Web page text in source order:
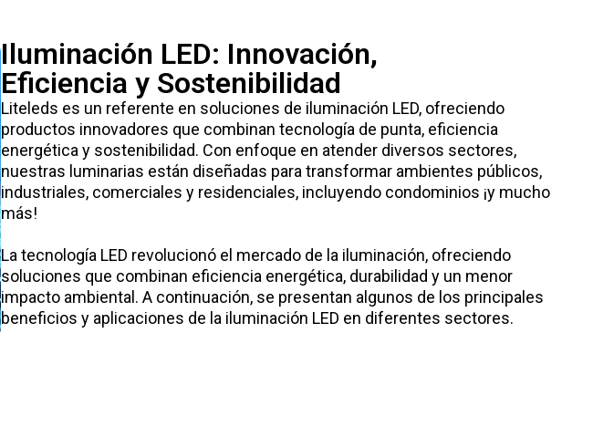
Iluminación LED: Innovación,
Eficiencia y Sostenibilidad
Liteleds es un referente en soluciones de iluminación LED, ofreciendo
productos innovadores que combinan tecnología de punta, eficiencia
energética y sostenibilidad. Con enfoque en atender diversos sectores,
nuestras luminarias están diseñadas para transformar ambientes públicos,
industriales, comerciales y residenciales, incluyendo condominios ¡y mucho
más!
La tecnología LED revolucionó el mercado de la iluminación, ofreciendo
soluciones que combinan eficiencia energética, durabilidad y un menor
impacto ambiental. A continuación, se presentan algunos de los principales
beneficios y aplicaciones de la iluminación LED en diferentes sectores.